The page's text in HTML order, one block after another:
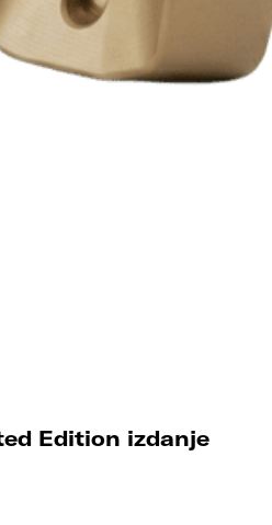
Edition izdanje